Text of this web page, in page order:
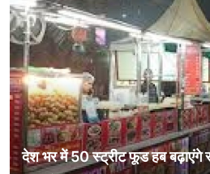
देश भर में 50 स्ट्रीट फूड हब बढ़ाएंगे